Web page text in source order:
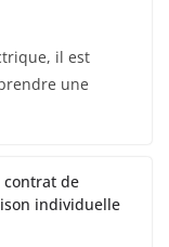
il est
une
contrat de
individuelle